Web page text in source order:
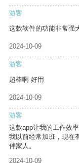
游客
这款软件的功能非常强
2024-10-09
游客
超棒啊 好用
2024-10-09
游客
这款app让我的工作效
我以前经常加班，现在
伴家人。
2024-10-09